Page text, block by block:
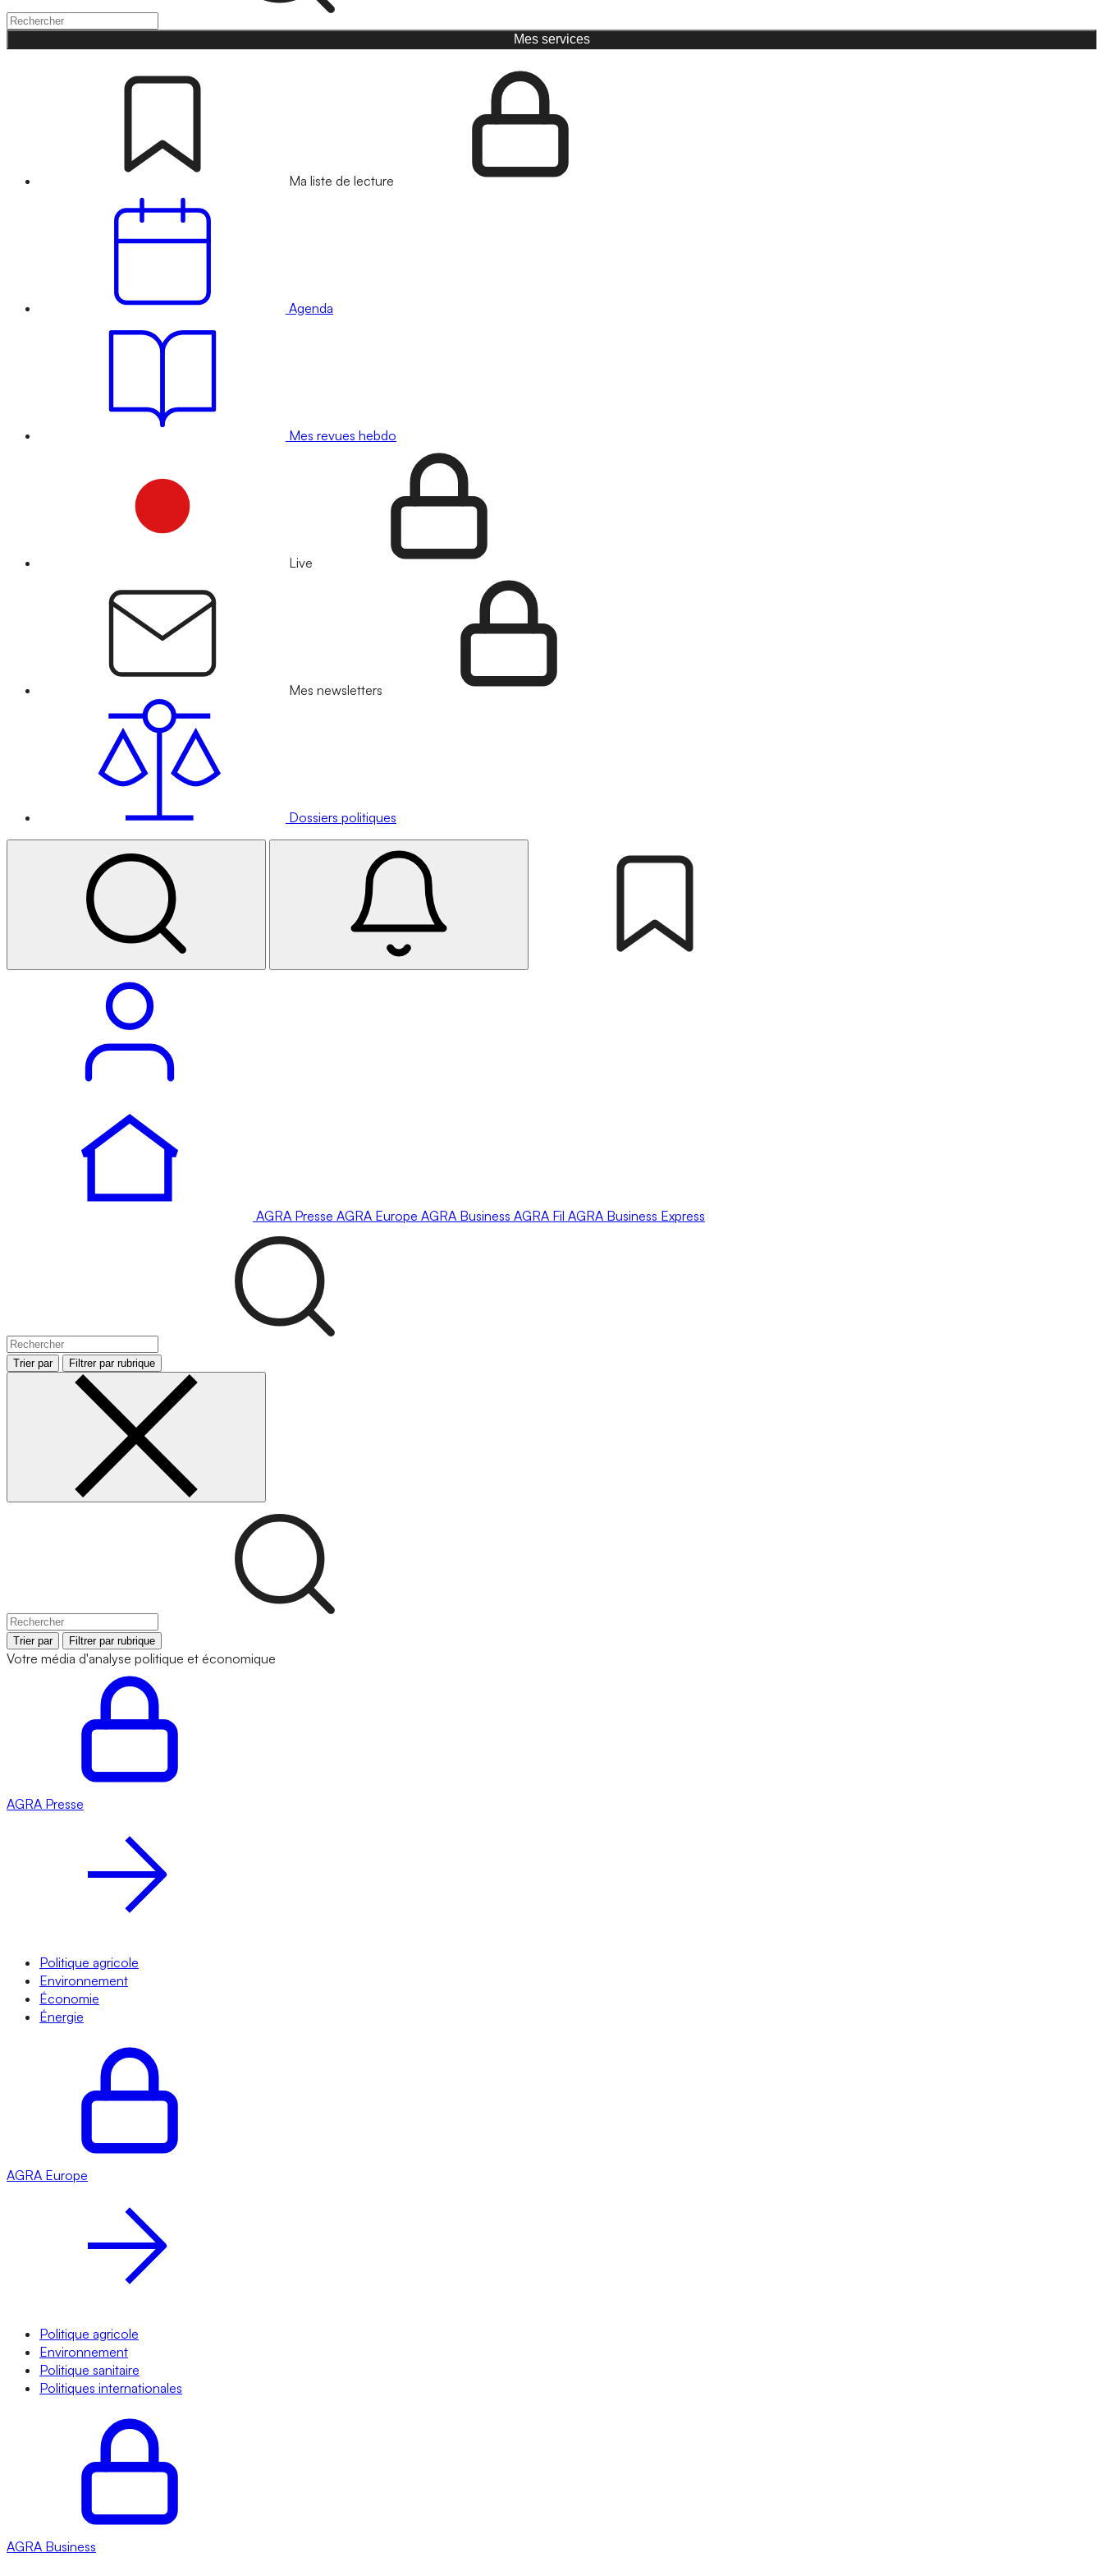
Mes services
Ma liste de lecture
Agenda
Mes revues hebdo
Live
Mes newsletters
Dossiers politiques
AGRA Presse AGRA Europe AGRA Business AGRA Fil AGRA Business Express
Trier par Filtrer par rubrique
Trier par Filtrer par rubrique
Votre média d'analyse politique et économique
AGRA Presse
Politique agricole
Environnement
Économie
Énergie
AGRA Europe
Politique agricole
Environnement
Politique sanitaire
Politiques internationales
AGRA Business